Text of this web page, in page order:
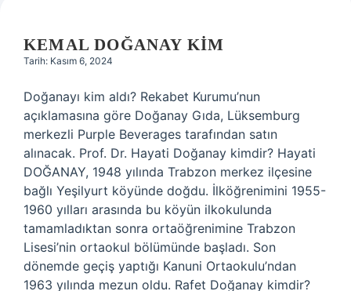
KEMAL DOĞANAY KIM
Tarih: Kasım 6, 2024
Doğanayı kim aldı? Rekabet Kurumu’nun
açıklamasına göre Doğanay Gıda, Lüksemburg
merkezli Purple Beverages tarafından satın
alınacak. Prof. Dr. Hayati Doğanay kimdir? Hayati
DOĞANAY, 1948 yılında Trabzon merkez ilçesine
bağlı Yeşilyurt köyünde doğdu. İlköğrenimini 1955-
1960 yılları arasında bu köyün ilkokulunda
tamamladıktan sonra ortaöğrenimine Trabzon
Lisesi’nin ortaokul bölümünde başladı. Son
dönemde geçiş yaptığı Kanuni Ortaokulu’ndan
1963 yılında mezun oldu. Rafet Doğanay kimdir?